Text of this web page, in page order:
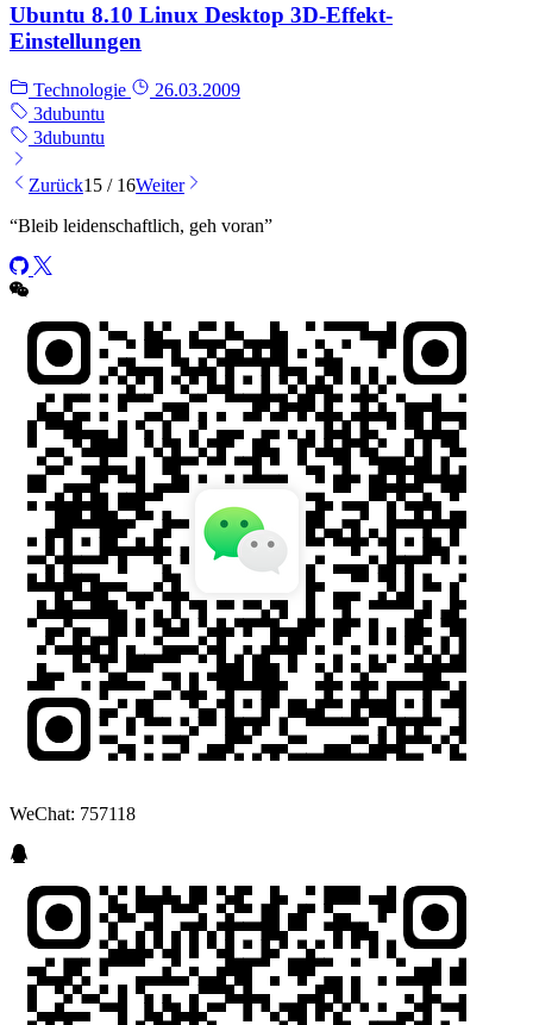
Ubuntu 8.10 Linux Desktop 3D-Effekt-
Einstellungen
Technologie
26.03.2009
3dubuntu
3dubuntu
Zurück15 / 16Weiter
“Bleib leidenschaftlich, geh voran”
WeChat: 757118